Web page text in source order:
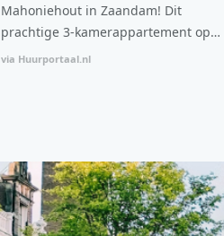
Mahoniehout in Zaandam! Dit
prachtige 3-kamerappartement op
de 6e verdieping biedt een ideale
van €107,50 per maand is dit een
geweldige kans voor professionals
die op zoek zijn naar een woning die
direct beschikbaar is vanaf 1 april
via Huurportaal.nl